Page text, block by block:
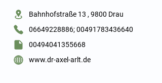
Bahnhofstraße 13 , 9800 Drau
06649228886; 00491783436640
00494041355668
www.dr-axel-arlt.de